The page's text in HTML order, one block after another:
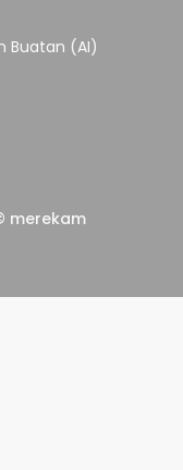
Buatan (AI)
© merekam